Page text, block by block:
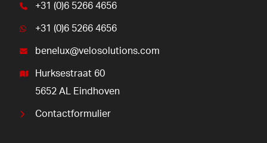
+31 (0)6 5266 4656
+31 (0)6 5266 4656
benelux@velosolutions.com
Hurksestraat 60
5652 AL Eindhoven
Contactformulier